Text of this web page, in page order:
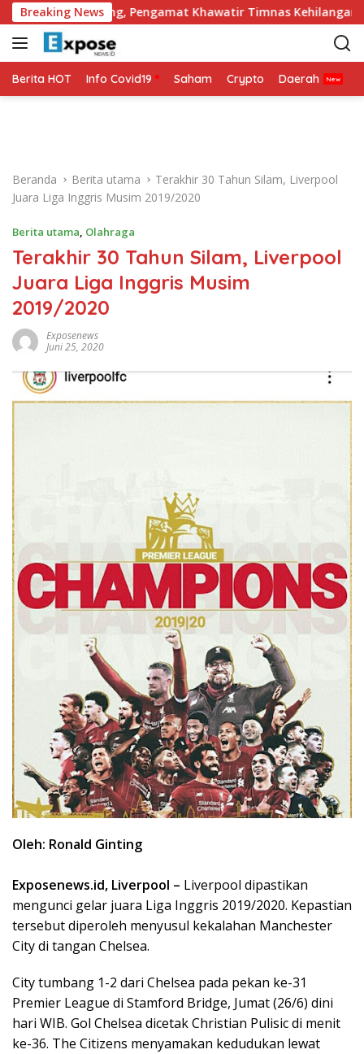
a
g
u
Breaking News
Punggung, Pengamat Khawatir Timnas Kehilangan Arah
Berita HOT Info Covid19 Saham Crypto Daerah
Beranda Berita utama
Terakhir 30 Tahun Silam, Liverpool
Juara Liga Inggris Musim 2019/2020
Berita utama, Olahraga
Terakhir 30 Tahun Silam, Liverpool
Juara Liga Inggris Musim
2019/2020
Exposenews
Juni 25, 2020
Oleh: Ronald Ginting
Exposenews.id, Liverpool – Liverpool dipastikan
mengunci gelar juara Liga Inggris 2019/2020. Kepastian
tersebut diperoleh menyusul kekalahan Manchester
City di tangan Chelsea.
City tumbang 1-2 dari Chelsea pada pekan ke-31
Premier League di Stamford Bridge, Jumat (26/6) dini
hari WIB. Gol Chelsea dicetak Christian Pulisic di menit
ke-36. The Citizens menyamakan kedudukan lewat